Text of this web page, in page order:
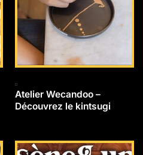
Atelier Wecandoo –
Découvrez le kintsugi